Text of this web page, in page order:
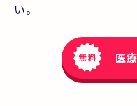
い。
医